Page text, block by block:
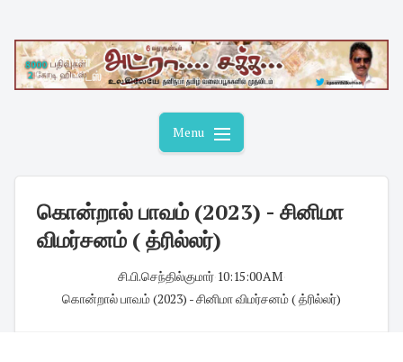
content
Menu
கொன்றால் பாவம் (2023) - சினிமா
விமர்சனம் ( த்ரில்லர்)
சி.பி.செந்தில்குமார்· 10:15:00 AM
கொன்றால் பாவம் (2023) - சினிமா விமர்சனம் ( த்ரில்லர்)